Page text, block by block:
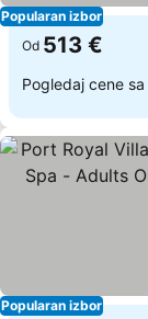
Popularan izbor
Od 513 €
Pogledaj cene sa
Popularan izbor